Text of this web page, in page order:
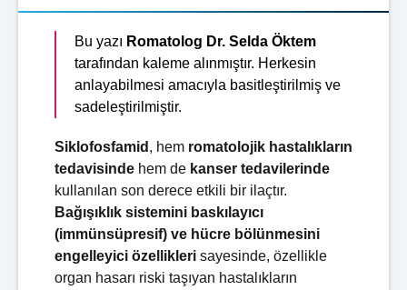
Bu yazı Romatolog Dr. Selda Öktem
tarafından kaleme alınmıştır. Herkesin
anlayabilmesi amacıyla basitleştirilmiş ve
sadeleştirilmiştir.
Siklofosfamid , hem romatolojik hastalıkların
tedavisinde hem de kanser tedavilerinde
kullanılan son derece etkili bir ilaçtır.
Bağışıklık sistemini baskılayıcı
(immünsüpresif) ve hücre bölünmesini
engelleyici özellikleri sayesinde, özellikle
organ hasarı riski taşıyan hastalıkların